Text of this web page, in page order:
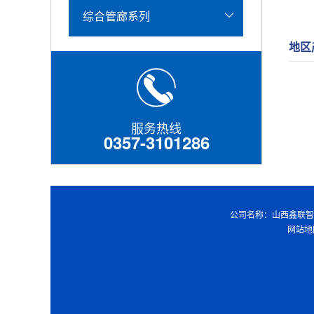
综合管廊系列
服务热线
0357-3101286
地
公司名称：山西鑫联
网站